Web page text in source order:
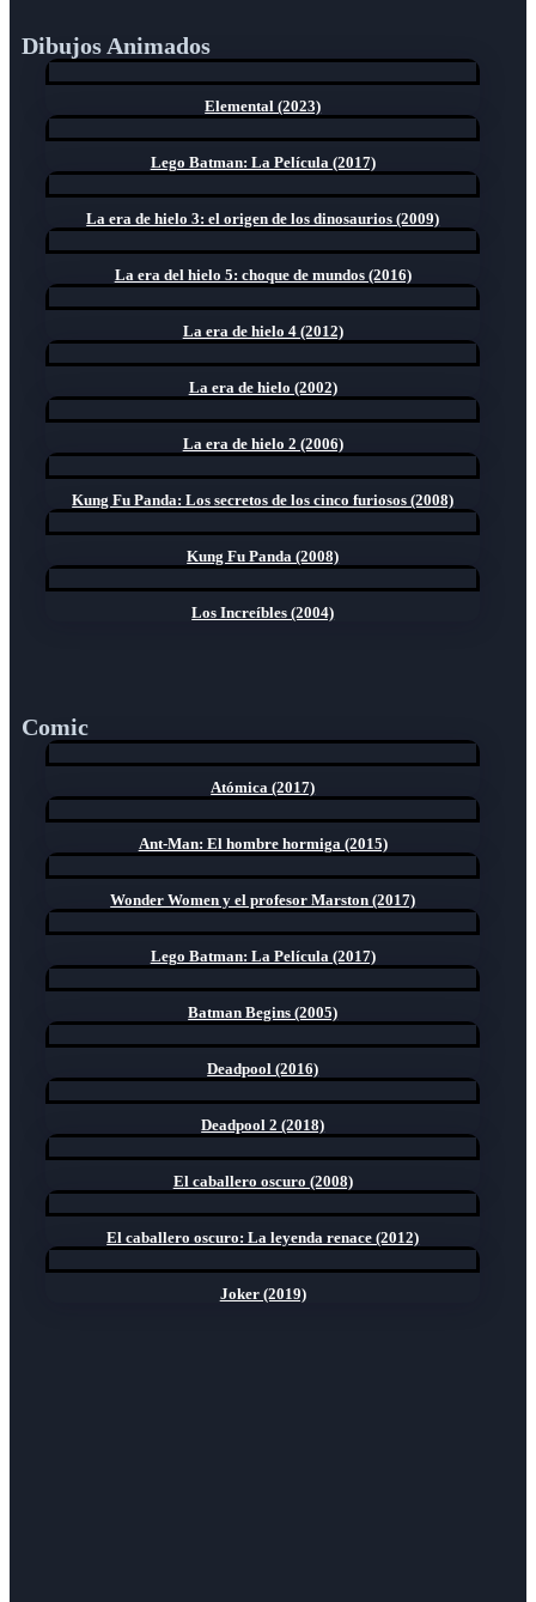
Dibujos Animados
Elemental (2023)
Lego Batman: La Película (2017)
La era de hielo 3: el origen de los dinosaurios (2009)
La era del hielo 5: choque de mundos (2016)
La era de hielo 4 (2012)
La era de hielo (2002)
La era de hielo 2 (2006)
Kung Fu Panda: Los secretos de los cinco furiosos (2008)
Kung Fu Panda (2008)
Los Increíbles (2004)
Comic
Atómica (2017)
Ant-Man: El hombre hormiga (2015)
Wonder Women y el profesor Marston (2017)
Lego Batman: La Película (2017)
Batman Begins (2005)
Deadpool (2016)
Deadpool 2 (2018)
El caballero oscuro (2008)
El caballero oscuro: La leyenda renace (2012)
Joker (2019)